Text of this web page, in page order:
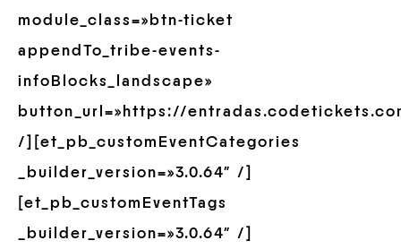
module_class=»btn-ticket
appendTo_tribe-events-
infoBlocks_landscape»
button_url=»https://
/][et_pb_customEventCategories
_builder_version=»3.0.64″ /]
[et_pb_customEventTags
_builder_version=»3.0.64″ /]